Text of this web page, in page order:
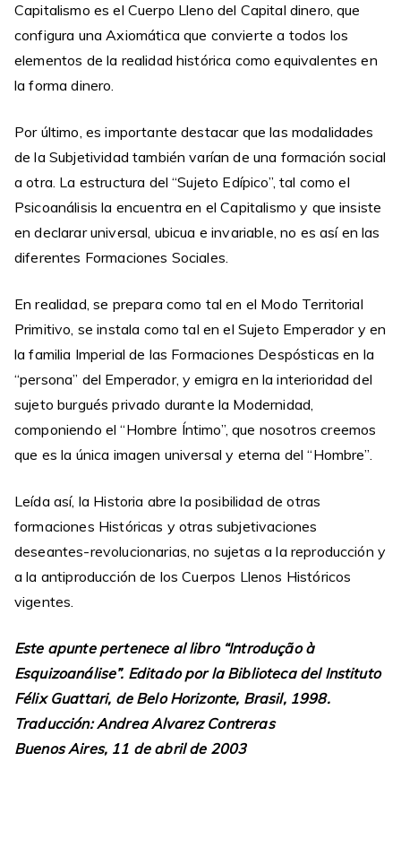
Capitalismo es el Cuerpo Lleno del Capital dinero, que
configura una Axiomática que convierte a todos los
elementos de la realidad histórica como equivalentes en
la forma dinero.
Por último, es importante destacar que las modalidades
de la Subjetividad también varían de una formación social
a otra. La estructura del “Sujeto Edípico”, tal como el
Psicoanálisis la encuentra en el Capitalismo y que insiste
en declarar universal, ubicua e invariable, no es así en las
diferentes Formaciones Sociales.
En realidad, se prepara como tal en el Modo Territorial
Primitivo, se instala como tal en el Sujeto Emperador y en
la familia Imperial de las Formaciones Despósticas en la
“persona” del Emperador, y emigra en la interioridad del
sujeto burgués privado durante la Modernidad,
componiendo el “Hombre Íntimo”, que nosotros creemos
que es la única imagen universal y eterna del “Hombre”.
Leída así, la Historia abre la posibilidad de otras
formaciones Históricas y otras subjetivaciones
deseantes-revolucionarias, no sujetas a la reproducción y
a la antiproducción de los Cuerpos Llenos Históricos
vigentes.
Este apunte pertenece al libro “Introdução à
Esquizoanálise”. Editado por la Biblioteca del Instituto
Félix Guattari, de Belo Horizonte, Brasil, 1998.
Traducción: Andrea Alvarez Contreras
Buenos Aires, 11 de abril de 2003